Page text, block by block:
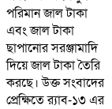
পরিমান জাল টাকা
এবং জাল টাকা
ছাপানোর সরঞ্জামাদি
দিয়ে জাল টাকা তৈরি
করছে। উক্ত সংবাদের
প্রেক্ষিতে র‍্যাব-১৩ এর